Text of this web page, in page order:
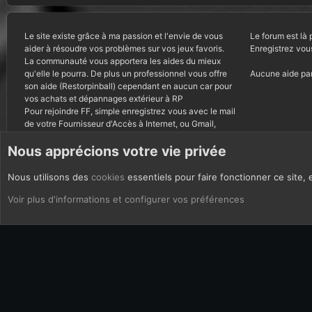
Le site existe grâce à ma passion et l'envie de vous
aider à résoudre vos problèmes sur vos jeux favoris.
La communauté vous apportera les aides du mieux
qu'elle le pourra. De plus un professionnel vous offre
son aide (Restorpinball) cependant en aucun car pour
vos achats et dépannages extérieur à RP
Pour rejoindre FF, simple enregistrez vous avec le mail
de votre Fournisseur d'Accès à Internet, ou Gmail,
Le forum est là
Enregistrez
Aucune aide
CoOkies Français (FR)
Nous apprécions votre vie privée
Nous utilisons des cookies essentiels pour faire fonctionner ce site,
Voir plus d'informations et configurer vos préférences